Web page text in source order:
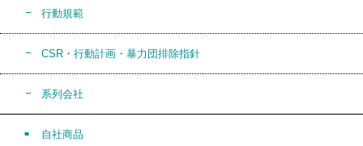
行動規範
CSR・行動計画・暴力団排除指針
系列会社
自社商品